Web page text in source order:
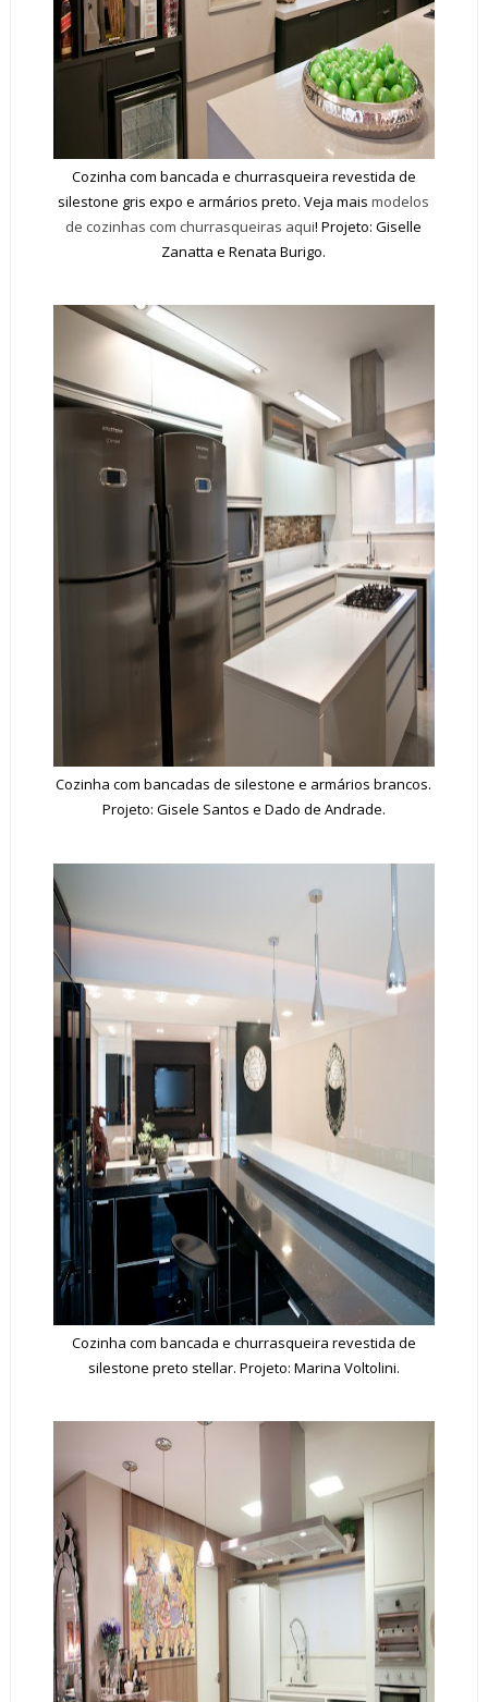
Cozinha com bancada e churrasqueira revestida de
silestone gris expo e armários preto. Veja maismodelos
de cozinhas com churrasqueiras aqui! Projeto: Giselle
Zanatta e Renata Burigo.
Cozinha com bancadas de silestone e armários brancos.
Projeto: Gisele Santos e Dado de Andrade.
Cozinha com bancada e churrasqueira revestida de
silestone preto stellar. Projeto: Marina Voltolini.